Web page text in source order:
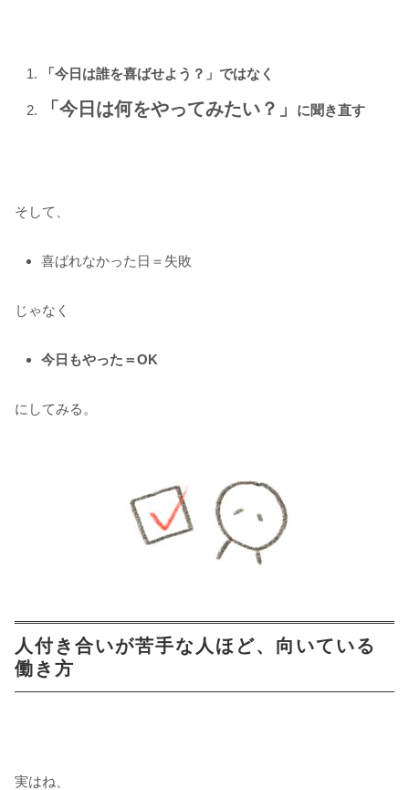
「今日は誰を喜ばせよう？」ではなく
「今日は何をやってみたい？」 に聞き直す
そして、
喜ばれなかった日＝失敗
じゃなく
今日もやった＝OK
にしてみる。
人付き合いが苦手な人ほど、向いている
働き方
実はね、